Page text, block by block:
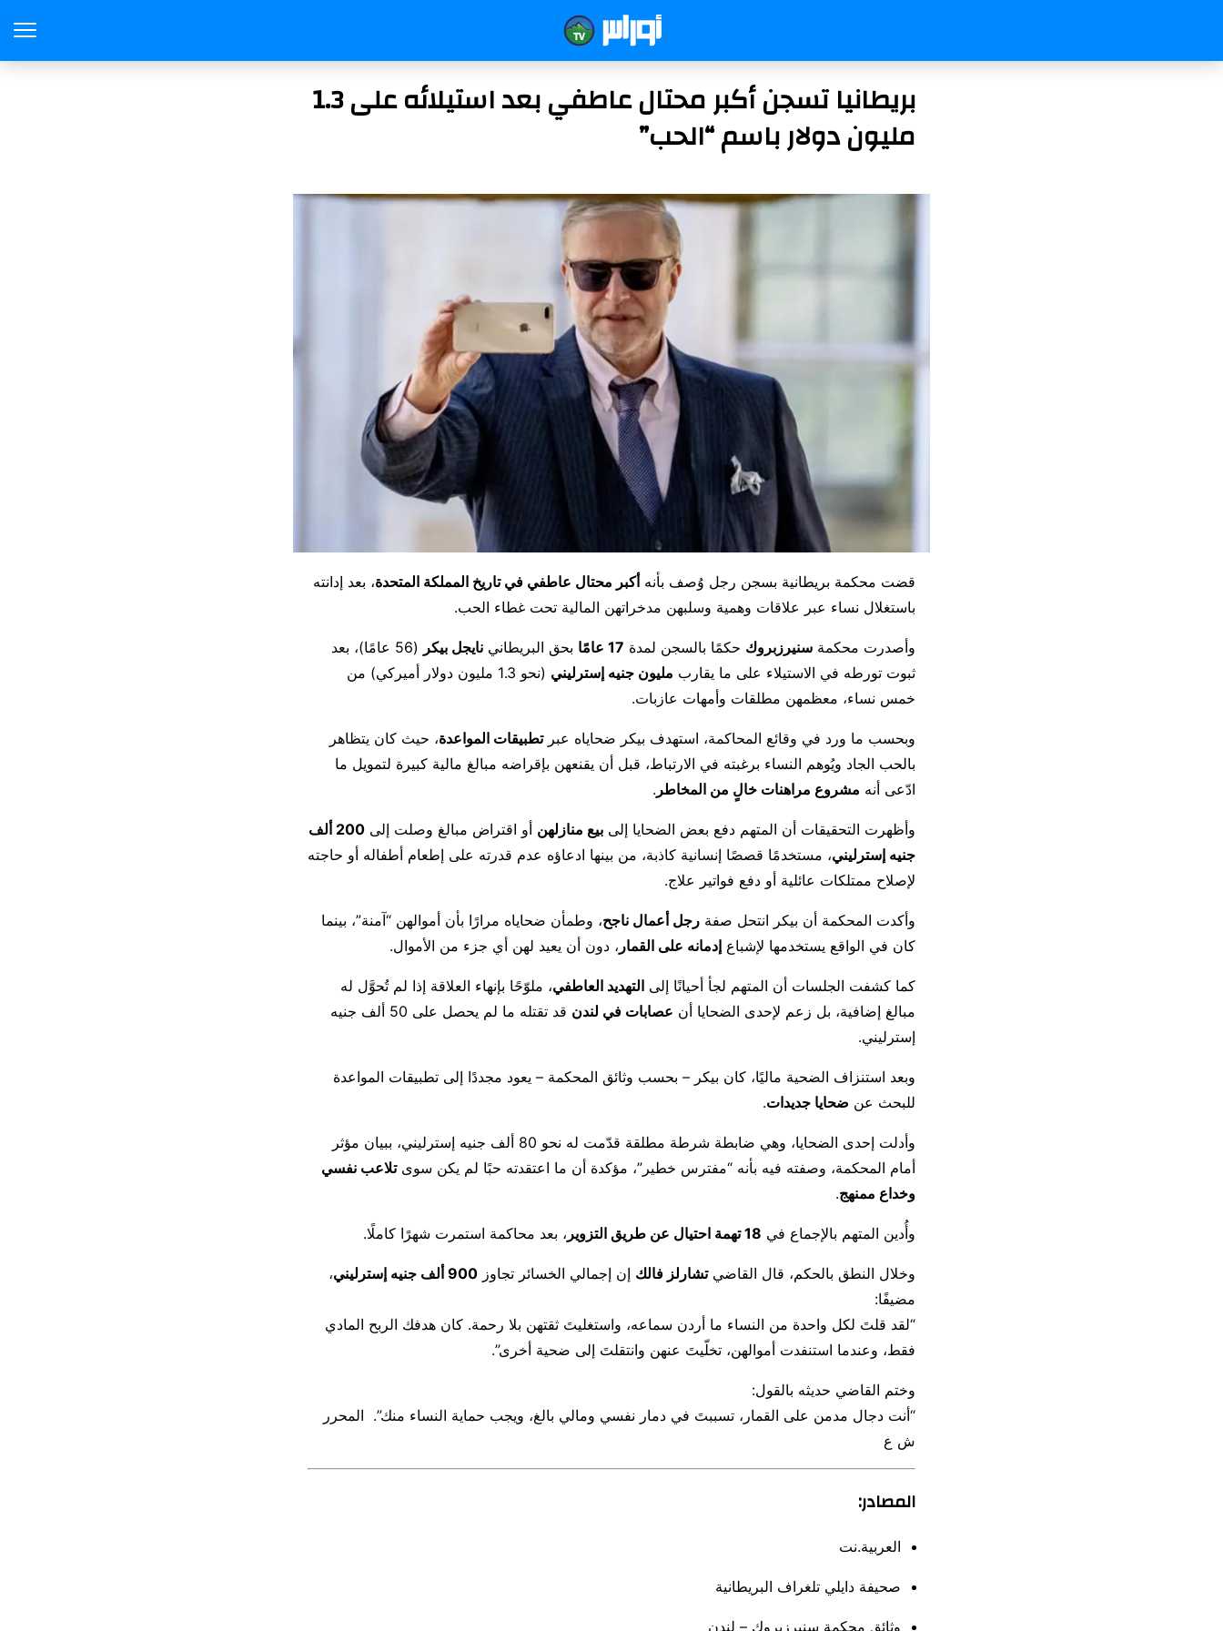
بريطانيا تسجن أكبر محتال عاطفي بعد استيلائه على 1.3
مليون دولار باسم “الحب”
قضت محكمة بريطانية بسجن رجل وُصف بأنه أكبر محتال عاطفي في تاريخ المملكة المتحدة، بعد إدانته
باستغلال نساء عبر علاقات وهمية وسلبهن مدخراتهن المالية تحت غطاء الحب.
وأصدرت محكمة سنيرزبروك حكمًا بالسجن لمدة 17 عامًا بحق البريطاني نايجل بيكر
(56 عامًا)، بعد
ثبوت تورطه في الاستيلاء على ما يقارب مليون جنيه إسترليني
(نحو 1.3 مليون دولار أميركي) من
خمس نساء، معظمهن مطلقات وأمهات عازبات.
وبحسب ما ورد في وقائع المحاكمة، استهدف بيكر ضحاياه عبرتطبيقات المواعدة، حيث كان يتظاهر
بالحب الجاد ويُوهم النساء برغبته في الارتباط، قبل أن يقنعهن بإقراضه مبالغ مالية كبيرة لتمويل ما
ادّعى أنه مشروع مراهنات خالٍ من المخاطر .
وأظهرت التحقيقات أن المتهم دفع بعض الضحايا إلى بيع منازلهن أو اقتراض مبالغ وصلت إلى
200 ألف
جنيه إسترليني، مستخدمًا قصصًا إنسانية كاذبة، من بينها ادعاؤه عدم قدرته على إطعام أطفاله أو حاجته
لإصلاح ممتلكات عائلية أو دفع فواتير علاج.
وأكدت المحكمة أن بيكر انتحل صفة رجل أعمال ناجح، وطمأن ضحاياه مرارًا بأن أموالهن “آمنة”، بينما
كان في الواقع يستخدمها لإشباع إدمانه على القمار ، دون أن يعيد لهن أي جزء من الأموال.
كما كشفت الجلسات أن المتهم لجأ أحيانًا إلى التهديد العاطفي، ملوّحًا بإنهاء العلاقة إذا لم تُحوَّل له
مبالغ إضافية، بل زعم لإحدى الضحايا أن عصابات في لندن
قد تقتله ما لم يحصل على 50 ألف جنيه
إسترليني.
وبعد استنزاف الضحية ماليًا، كان بيكر – بحسب وثائق المحكمة – يعود مجددًا إلى تطبيقات المواعدة
للبحث عن ضحايا جديدات.
وأدلت إحدى الضحايا، وهي ضابطة شرطة مطلقة قدّمت له نحو 80 ألف جنيه إسترليني، ببيان مؤثر
أمام المحكمة، وصفته فيه بأنه “مفترس خطير”، مؤكدة أن ما اعتقدته حبًا لم يكن سوىتلاعب نفسي
وخداع ممنهج.
وأُدين المتهم بالإجماع في 18 تهمة احتيال عن طريق التزوير ، بعد محاكمة استمرت شهرًا كاملًا.
وخلال النطق بالحكم، قال القاضيتشارلز فالك إن إجمالي الخسائر تجاوز 900 ألف جنيه إسترليني
،
مضيفًا:
“لقد قلتَ لكل واحدة من النساء ما أردن سماعه، واستغليتَ ثقتهن بلا رحمة. كان هدفك الربح المادي
فقط، وعندما استنفدت أموالهن، تخلّيتَ عنهن وانتقلتَ إلى ضحية أخرى”.
وختم القاضي حديثه بالقول:
“أنت دجال مدمن على القمار، تسببتَ في دمار نفسي ومالي بالغ، ويجب حماية النساء منك”. المحرر
ش ع
المصادر:
العربية.نت
صحيفة دايلي تلغراف البريطانية
وثائق محكمة سنيرزبروك – لندن